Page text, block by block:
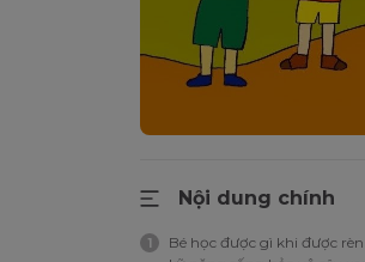
Nội dung chính
1
Bé học được gì khi được